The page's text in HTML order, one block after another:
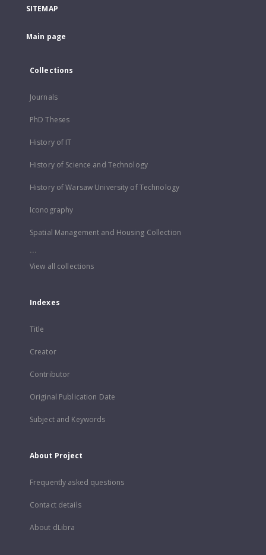
SITEMAP
Main page
Collections
Journals
PhD Theses
History of IT
History of Science and Technology
History of Warsaw University of Technology
Iconography
Spatial Management and Housing Collection
...
View all collections
Indexes
Title
Creator
Contributor
Original Publication Date
Subject and Keywords
About Project
Frequently asked questions
Contact details
About dLibra